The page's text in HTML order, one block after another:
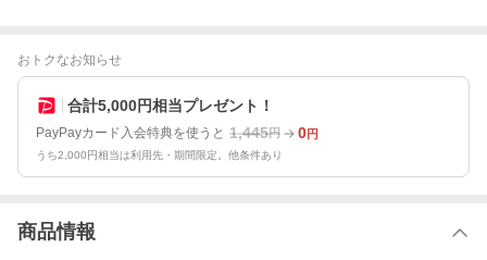
おトクなお知らせ
合計5,000円相当プレゼント！
PayPayカード入会特典を使うと 1,445円 0円
うち2,000円相当は利用先・期間限定。他条件あり
商品情報